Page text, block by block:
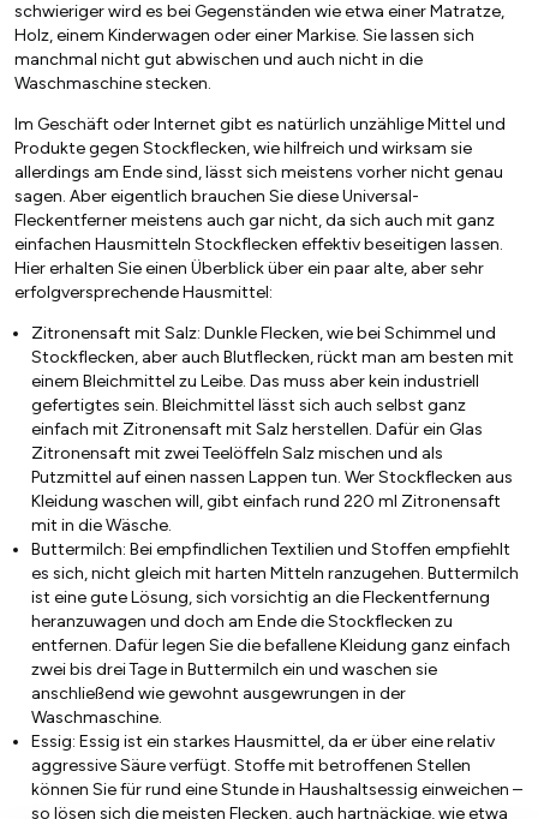
schwieriger wird es bei Gegenständen wie etwa einer Matratze,
Holz, einem Kinderwagen oder einer Markise. Sie lassen sich
manchmal nicht gut abwischen und auch nicht in die
Waschmaschine stecken.
Im Geschäft oder Internet gibt es natürlich unzählige Mittel und
Produkte gegen Stockflecken, wie hilfreich und wirksam sie
allerdings am Ende sind, lässt sich meistens vorher nicht genau
sagen. Aber eigentlich brauchen Sie diese Universal-
Fleckentferner meistens auch gar nicht, da sich auch mit ganz
einfachen Hausmitteln Stockflecken effektiv beseitigen lassen.
Hier erhalten Sie einen Überblick über ein paar alte, aber sehr
erfolgversprechende Hausmittel:
Zitronensaft mit Salz: Dunkle Flecken, wie bei Schimmel und
Stockflecken, aber auch Blutflecken, rückt man am besten mit
einem Bleichmittel zu Leibe. Das muss aber kein industriell
gefertigtes sein. Bleichmittel lässt sich auch selbst ganz
einfach mit Zitronensaft mit Salz herstellen. Dafür ein Glas
Zitronensaft mit zwei Teelöffeln Salz mischen und als
Putzmittel auf einen nassen Lappen tun. Wer Stockflecken aus
Kleidung waschen will, gibt einfach rund 220 ml Zitronensaft
mit in die Wäsche.
Buttermilch: Bei empfindlichen Textilien und Stoffen empfiehlt
es sich, nicht gleich mit harten Mitteln ranzugehen. Buttermilch
ist eine gute Lösung, sich vorsichtig an die Fleckentfernung
heranzuwagen und doch am Ende die Stockflecken zu
entfernen. Dafür legen Sie die befallene Kleidung ganz einfach
zwei bis drei Tage in Buttermilch ein und waschen sie
anschließend wie gewohnt ausgewrungen in der
Waschmaschine.
Essig: Essig ist ein starkes Hausmittel, da er über eine relativ
aggressive Säure verfügt. Stoffe mit betroffenen Stellen
können Sie für rund eine Stunde in Haushaltsessig einweichen –
so lösen sich die meisten Flecken, auch hartnäckige, wie etwa